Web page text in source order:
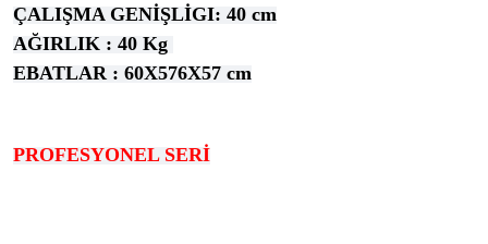
ÇALIŞMA GENİŞLİGI: 40 cm
AĞIRLIK : 40 Kg
EBATLAR : 60X576X57 cm
PROFESYONEL SERİ